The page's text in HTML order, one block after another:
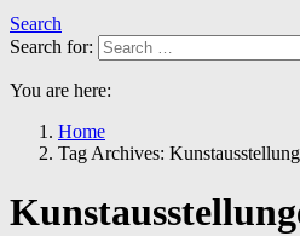
Search
Search for:
You are here:
Home
Tag Archives: